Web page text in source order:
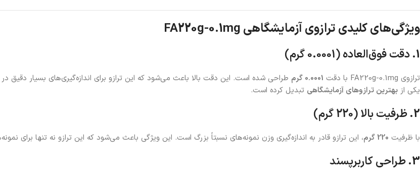
ویژگی‌های کلیدی ترازوی آزمایشگاهی FA220g-0.1mg
1. دقت فوق‌العاده (0.0001 گرم)
ترازوی FA220g-0.1mg با دقت 0.0001 گرم
طراحی شده است. این دقت بالا باعث می‌شود که این ترازو برای اندازه‌گیری‌های بسیار دقیق
یکی از بهترین ترازوهای آزمایشگاهی تبدیل کرده است.
2. ظرفیت بالا (220 گرم)
با ظرفیت 220 گرم ، این ترازو قادر به اندازه‌گیری وزن نمونه‌های نسبتاً بزرگ است. این ویژگی باعث می‌شود که این ترازو نه تنها برای
3. طراحی کاربرپسند